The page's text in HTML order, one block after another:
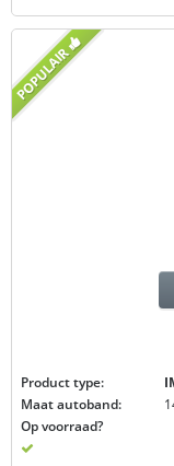
Product type:
Maat autoband:
Op voorraad?